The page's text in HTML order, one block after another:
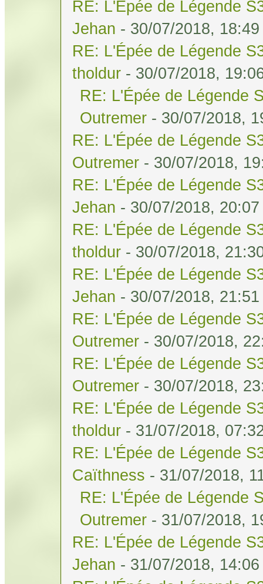
RE: L'Épée de Légende
Jehan - 30/07/2018, 18:49
RE: L'Épée de Légende
tholdur - 30/07/2018,
RE: L'Épée de Légende
Outremer - 30/07/2018,
RE: L'Épée de Légende
Outremer - 30/07/2018,
RE: L'Épée de Légende
Jehan - 30/07/2018, 20:07
RE: L'Épée de Légende
tholdur - 30/07/2018,
RE: L'Épée de Légende
Jehan - 30/07/2018, 21:51
RE: L'Épée de Légende
Outremer - 30/07/2018,
RE: L'Épée de Légende
Outremer - 30/07/2018,
RE: L'Épée de Légende
tholdur - 31/07/2018,
RE: L'Épée de Légende
Caïthness - 31/07/2018,
RE: L'Épée de Légende
Outremer - 31/07/2018,
RE: L'Épée de Légende
Jehan - 31/07/2018, 14:06